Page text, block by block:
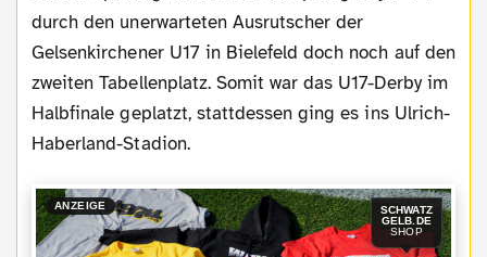
durch den unerwarteten Ausrutscher der
Gelsenkirchener U17 in Bielefeld doch noch auf den
zweiten Tabellenplatz. Somit war das U17-Derby im
Halbfinale geplatzt, stattdessen ging es ins Ulrich-
Haberland-Stadion.
ANZEIGE
SCHWATZ
GELB.DE
SHOP